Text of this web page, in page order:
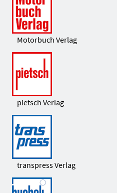
Motorbuch Verlag
pietsch Verlag
transpress Verlag